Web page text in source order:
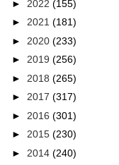
► 2022 (155)
► 2021 (181)
► 2020 (233)
► 2019 (256)
► 2018 (265)
► 2017 (317)
► 2016 (301)
► 2015 (230)
► 2014 (240)